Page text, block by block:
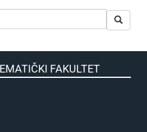
FAKULTET